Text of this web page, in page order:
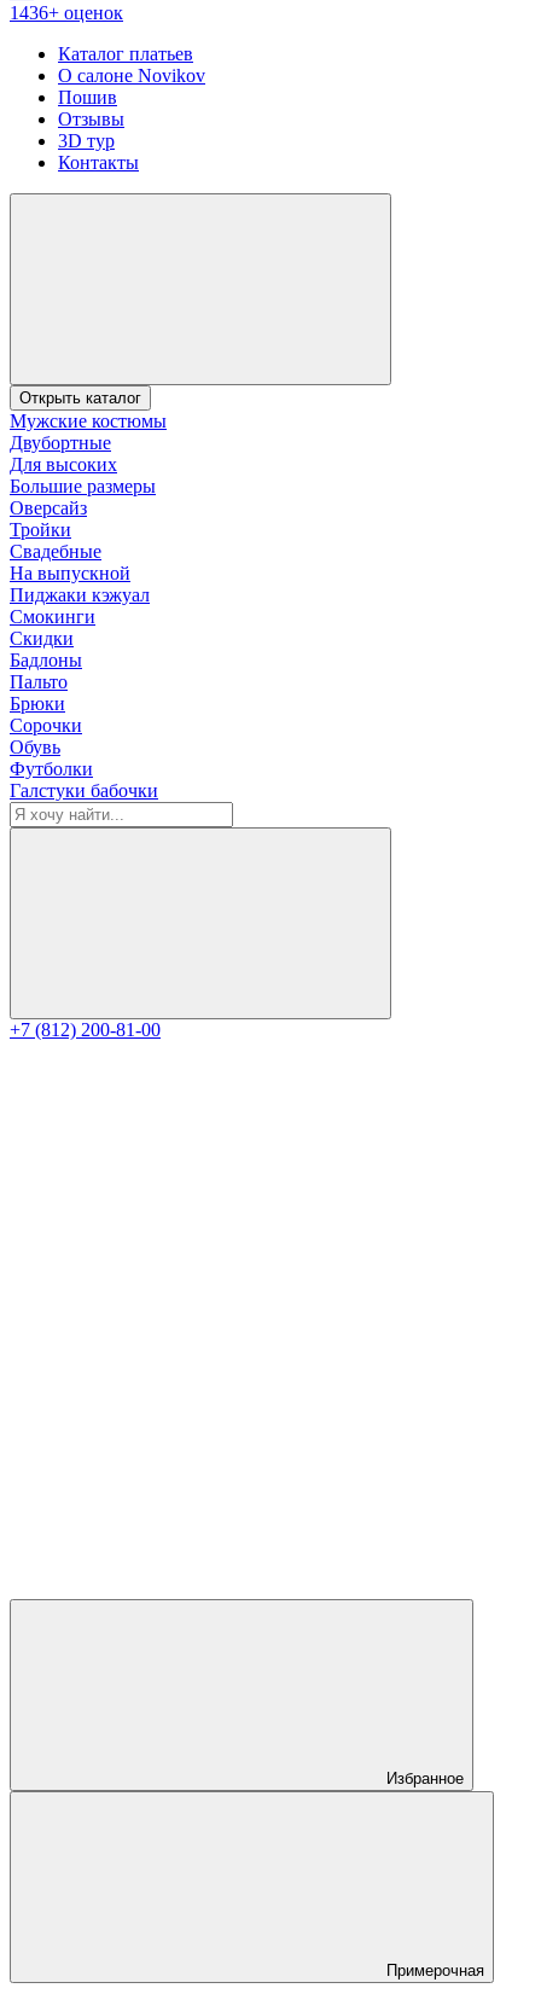
1436+ оценок
Каталог платьев
О салоне Novikov
Пошив
Отзывы
3D тур
Контакты
Открыть каталог
Мужские костюмы
Двубортные
Для высоких
Большие размеры
Оверсайз
Тройки
Свадебные
На выпускной
Пиджаки кэжуал
Смокинги
Скидки
Бадлоны
Пальто
Брюки
Сорочки
Обувь
Футболки
Галстуки бабочки
+7 (812) 200-81-00
Избранное
Примерочная